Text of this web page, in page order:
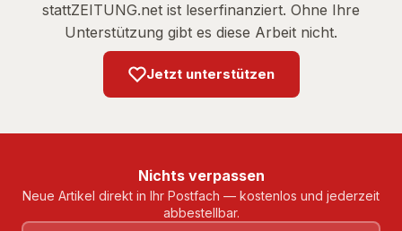
stattZEITUNG.net ist leserfinanziert. Ohne Ihre
Unterstützung gibt es diese Arbeit nicht.
Jetzt unterstützen
Nichts verpassen
Neue Artikel direkt in Ihr Postfach — kostenlos und jederzeit
abbestellbar.